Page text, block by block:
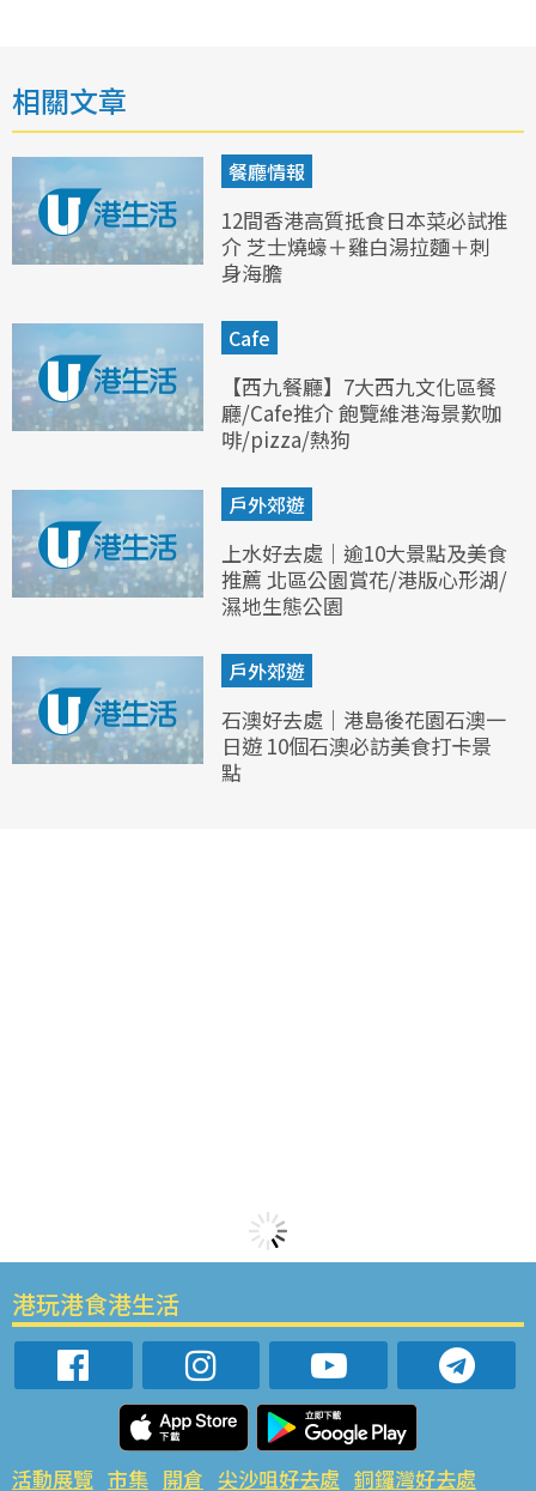
相關文章
餐廳情報
12間香港高質抵食日本菜必試推
介 芝士燒蠔＋雞白湯拉麵＋刺
身海膽
Cafe
【西九餐廳】7大西九文化區餐
廳/Cafe推介 飽覽維港海景歎咖
啡/pizza/熱狗
戶外郊遊
上水好去處｜逾10大景點及美食
推薦 北區公園賞花/港版心形湖/
濕地生態公園
戶外郊遊
石澳好去處｜港島後花園石澳一
日遊 10個石澳必訪美食打卡景
點
港玩港食港生活
活動展覽 市集 開倉 尖沙咀好去處 銅鑼灣好去處